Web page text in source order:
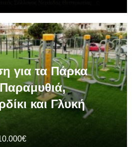
για τα Πάρκα
και Γλυκή